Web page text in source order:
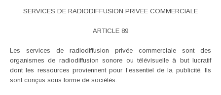
SERVICES DE RADIODIFFUSION PRIVEE COMMERCIALE
ARTICLE 89
Les services de radiodiffusion privée commerciale sont des
organismes de radiodiffusion sonore ou télévisuelle à but lucratif
dont les ressources proviennent pour l’essentiel de la publicité. Ils
sont conçus sous forme de sociétés.